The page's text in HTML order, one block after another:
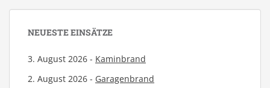
NEUESTE EINSÄTZE
3. August 2026 - Kaminbrand
2. August 2026 - Garagenbrand